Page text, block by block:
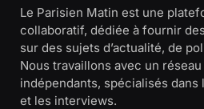
Le Parisien Matin est une
collaboratif, dédiée à fournir
sur des sujets d’actualité, de
Nous travaillons avec un
indépendants, spécialisés dans
et les interviews.